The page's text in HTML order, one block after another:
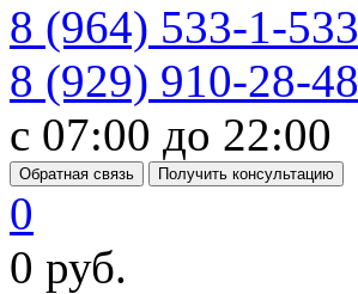
8 (964) 533-1-533
8 (929) 910-28-48
с 07:00 до 22:00
Обратная связь Получить консультацию
0
0 руб.